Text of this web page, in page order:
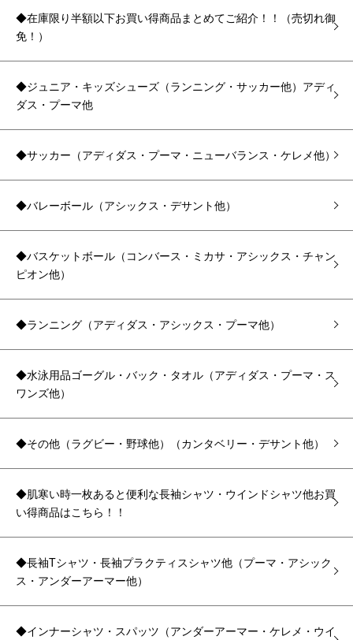
◆在庫限り半額以下お買い得商品まとめてご紹介！！（売切れ御
免！）
◆ジュニア・キッズシューズ（ランニング・サッカー他）アディ
ダス・プーマ他
◆サッカー（アディダス・プーマ・ニューバランス・ケレメ他）
◆バレーボール（アシックス・デサント他）
◆バスケットボール（コンバース・ミカサ・アシックス・チャン
ピオン他）
◆ランニング（アディダス・アシックス・プーマ他）
◆水泳用品ゴーグル・バック・タオル（アディダス・プーマ・ス
ワンズ他）
◆その他（ラグビー・野球他）（カンタベリー・デサント他）
◆肌寒い時一枚あると便利な長袖シャツ・ウインドシャツ他お買
い得商品はこちら！！
◆長袖Tシャツ・長袖プラクティスシャツ他（プーマ・アシック
ス・アンダーアーマー他）
◆インナーシャツ・スパッツ（アンダーアーマー・ケレメ・ウイ